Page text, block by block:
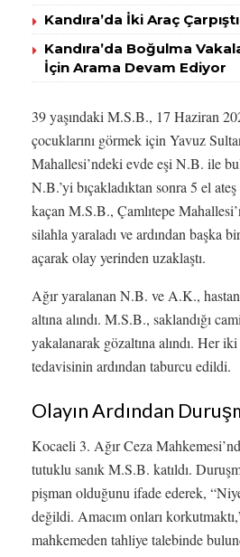
Kandıra’da İki Araç
Kandıra’da Boğulma
İçin Arama Devam Ediyor
39 yaşındaki M.S.B., 17 Haziran
çocuklarını görmek için Yavuz
Mahallesi’ndeki evde eşi N.B. ile
N.B.’yi bıçakladıktan sonra 5 el ateş
kaçan M.S.B., Çamlıtepe
silahla yaraladı ve ardından başka
açarak olay yerinden uzaklaştı.
Ağır yaralanan N.B. ve A.K.,
altına alındı. M.S.B., saklandığı
yakalanarak gözaltına alındı. Her
tedavisinin ardından taburcu edildi.
Olayın Ardından
Kocaeli 3. Ağır Ceza
tutuklu sanık M.S.B. katıldı.
pişman olduğunu ifade ederek,
değildi. Amacım onları
mahkemeden tahliye talebinde